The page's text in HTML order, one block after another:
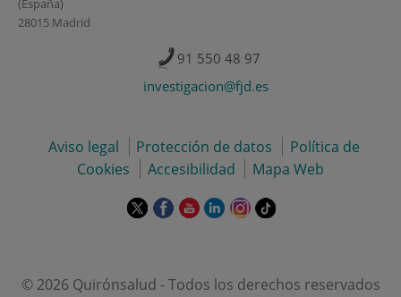
(España)
28015 Madrid
91 550 48 97
investigacion@fjd.es
Aviso legal Protección de datos
Política de
Cookies
Accesibilidad Mapa Web
Este
en
Este
en
Este
en
Este
en
Este
en
Enlace
externa.
© 2026 Quirónsalud - Todos los derechos reservados